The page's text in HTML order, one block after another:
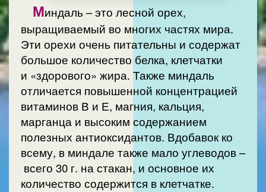
Миндаль – это лесной орех,
выращиваемый во многих частях мира.
Эти орехи очень питательны и содержат
большое количество белка, клетчатки
и «здорового» жира. Также миндаль
отличается повышенной концентрацией
витаминов В и Е, магния, кальция,
марганца и высоким содержанием
полезных антиоксидантов. Вдобавок ко
всему, в миндале также мало углеводов –
всего 30 г. на стакан, и основное их
количество содержится в клетчатке.